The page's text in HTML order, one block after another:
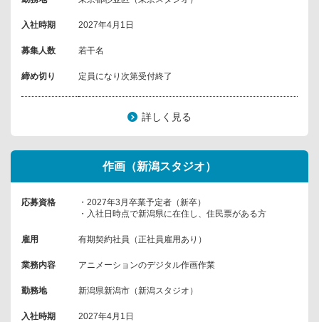
入社時期 2027年4月1日
募集人数 若干名
締め切り 定員になり次第受付終了
詳しく見る
作画（新潟スタジオ）
応募資格
・2027年3月卒業予定者（新卒）
・入社日時点で新潟県に在住し、住民票がある方
雇用 有期契約社員（正社員雇用あり）
業務内容 アニメーションのデジタル作画作業
勤務地 新潟県新潟市（新潟スタジオ）
入社時期 2027年4月1日